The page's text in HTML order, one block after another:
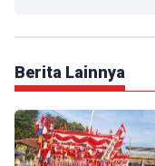
Berita Lainnya